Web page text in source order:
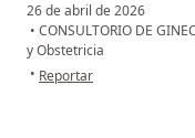
26 de abril de 2026
• CONSULTORIO DE
y Obstetricia
• en opinión del usuario
Reportar